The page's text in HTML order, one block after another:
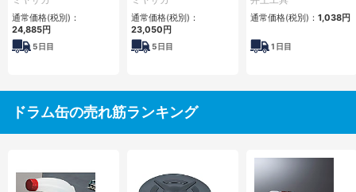
通常価格(税別)：
24,885円
5日目
通常価格(税別)：
23,050円
5日目
通常価格(税別)： 1,038円
1 日目
ドラム缶の売れ筋ランキング